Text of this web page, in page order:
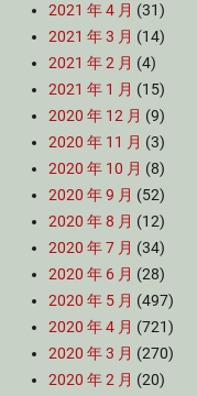
2021 年 4 月 (31)
2021 年 3 月 (14)
2021 年 2 月 (4)
2021 年 1 月 (15)
2020 年 12 月 (9)
2020 年 11 月 (3)
2020 年 10 月 (8)
2020 年 9 月 (52)
2020 年 8 月 (12)
2020 年 7 月 (34)
2020 年 6 月 (28)
2020 年 5 月 (497)
2020 年 4 月 (721)
2020 年 3 月 (270)
2020 年 2 月 (20)